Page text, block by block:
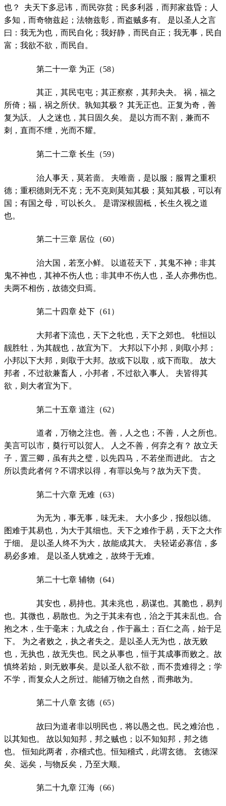
也？ 夫天下多忌讳，而民弥贫；民多利器，而邦家兹昏；人
多知，而奇物兹起；法物兹彰，而盗贼多有。 是以圣人之言
曰：我无为也，而民自化；我好静，而民自正；我无事，民自
富；我欲不欲，而民自。
第二十一章 为正（58）
其正，其民屯屯；其正察察，其邦夬夬。 祸，福之
所倚；福，祸之所伏。孰知其极？ 其无正也。正复为奇，善
复为訞。 人之迷也，其日固久矣。 是以方而不割，兼而不
刺，直而不绁，光而不耀。
第二十二章 长生（59）
治人事天，莫若啬。 夫唯啬，是以服；服胃之重积
德；重积德则无不克；无不克则莫知其极；莫知其极，可以有
国；有国之母，可以长久。 是谓深根固柢，长生久视之道
也。
第二十三章 居位（60）
治大国，若烹小鲜。 以道莅天下，其鬼不神；非其
鬼不神也，其神不伤人也；非其申不伤人也，圣人亦弗伤也。
夫两不相伤，故德交归焉。
第二十四章 处下（61）
大邦者下流也，天下之牝也，天下之郊也。 牝恒以
靓胜牡，为其靓也，故宜为下。 大邦以下小邦，则取小邦；
小邦以下大邦，则取于大邦。故或下以取，或下而取。 故大
邦者，不过欲兼畜人，小邦者，不过欲入事人。 夫皆得其
欲，则大者宜为下。
第二十五章 道注（62）
道者，万物之注也。善，人之也；不善，人之所也。
美言可以市，奠行可以贺人。 人之不善，何弃之有？ 故立天
子，置三卿，虽有共之璧，以先四马，不若坐而进此。 古之
所以贵此者何？不谓求以得，有罪以免与？故为天下贵。
第二十六章 无难（63）
为无为，事无事，味无未。 大小多少，报怨以德。
图难于其易也，为大于其细也。天下之难作于易，天下之大作
于细。 是以圣人终不为大，故能成其大。 夫轻诺必寡信，多
易必多难。 是以圣人犹难之，故终于无难。
第二十七章 辅物（64）
其安也，易持也。其未兆也，易谋也。其脆也，易判
也。其微也，易散也。为之于其未有也，治之于其未乱也。合
抱之木，生于毫末；九成之台，作于羸土；百仁之高，始于足
下。 为之者败之，执之者失之。是以圣人无为也，故无败
也，无执也，故无失也。民之从事也，恒于其成事而败之。故
慎终若始，则无败事矣。是以圣人欲不欲，而不贵难得之；学
不学，而复众人之所过。能辅万物之自然，而弗敢为。
第二十八章 玄德（65）
故曰为道者非以明民也，将以愚之也。民之难治也，
以其知也。 故以知知邦，邦之贼也；以不知知邦，邦之德
也。 恒知此两者，亦稽式也。恒知稽式，此谓玄德。 玄德深
矣、远矣，与物反矣，乃至大顺。
第二十九章 江海（66）